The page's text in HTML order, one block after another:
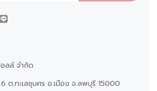
ลล์ จำกัด
ต.ทะเลชุบศร อ.เมือง จ.ลพบุรี 15000